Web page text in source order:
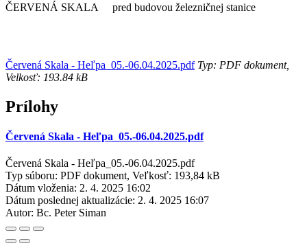
ČERVENÁ SKALA pred budovou železničnej stanice
Červená Skala - Heľpa_05.-06.04.2025.pdfTyp: PDF dokument,
Velkosť: 193.84 kB
Prílohy
Červená Skala - Heľpa_05.-06.04.2025.pdf
Červená Skala - Heľpa_05.-06.04.2025.pdf
Typ súboru: PDF dokument, Veľkosť: 193,84 kB
Dátum vloženia: 2. 4. 2025 16:02
Dátum poslednej aktualizácie: 2. 4. 2025 16:07
Autor: Bc. Peter Siman